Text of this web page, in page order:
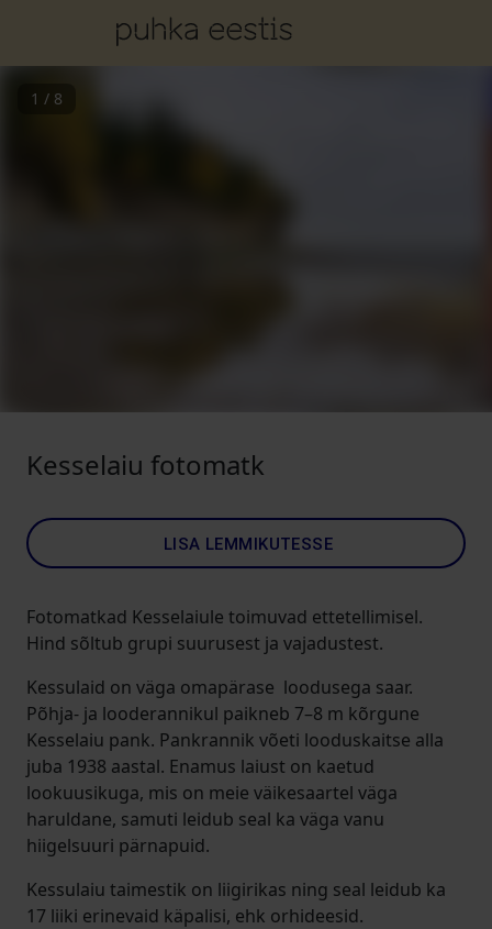
1 / 8
Kesselaiu fotomatk
LISA LEMMIKUTESSE
Fotomatkad Kesselaiule toimuvad ettetellimisel.
Hind sõltub grupi suurusest ja vajadustest.
Kessulaid on väga omapärase loodusega saar.
Põhja- ja looderannikul paikneb 7–8 m kõrgune
Kesselaiu pank. Pankrannik võeti looduskaitse alla
juba 1938 aastal. Enamus laiust on kaetud
lookuusikuga, mis on meie väikesaartel väga
haruldane, samuti leidub seal ka väga vanu
hiigelsuuri pärnapuid.
Kessulaiu taimestik on liigirikas ning seal leidub ka
17 liiki erinevaid käpalisi, ehk orhideesid.